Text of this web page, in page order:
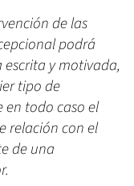
de las
podrá
y motivada,
tipo de
en todo caso el
relación con el
de una